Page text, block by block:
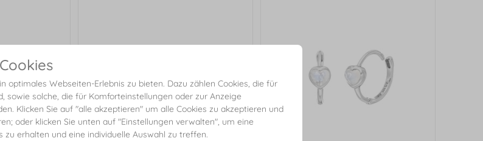
optimales Webseiten-Erlebnis zu bieten. Dazu zählen Cookies, die für
sowie solche, die für Komforteinstellungen oder zur Anzeige
Klicken Sie auf "alle akzeptieren" um alle Cookies zu akzeptieren und
oder klicken Sie unten auf "Einstellungen verwalten", um eine
zu erhalten und eine individuelle Auswahl zu treffen.